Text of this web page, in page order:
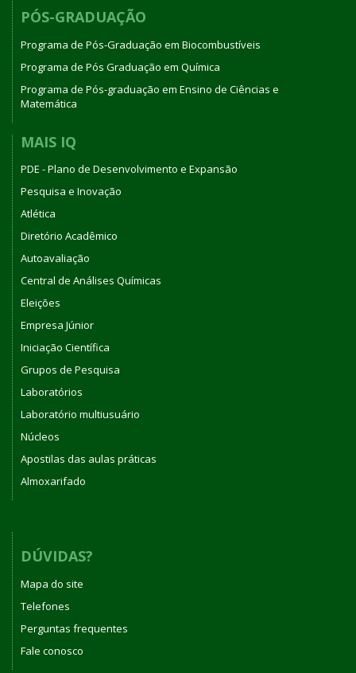
PÓS-GRADUAÇÃO
Programa de Pós-Graduação em Biocombustíveis
Programa de Pós Graduação em Química
Programa de Pós-graduação em Ensino de Ciências e
Matemática
MAIS IQ
PDE - Plano de Desenvolvimento e Expansão
Pesquisa e Inovação
Atlética
Diretório Acadêmico
Autoavaliação
Central de Análises Químicas
Eleições
Empresa Júnior
Iniciação Científica
Grupos de Pesquisa
Laboratórios
Laboratório multiusuário
Núcleos
Apostilas das aulas práticas
Almoxarifado
DÚVIDAS?
Mapa do site
Telefones
Perguntas frequentes
Fale conosco